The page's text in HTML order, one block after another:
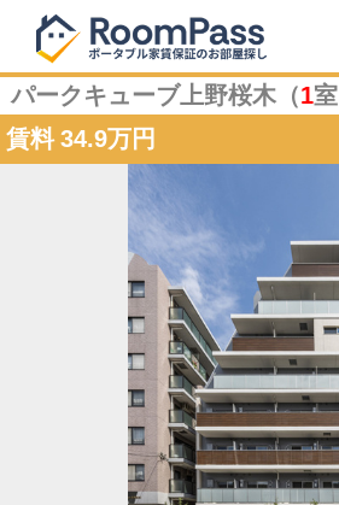
パークキューブ上野桜木（1室
賃料 34.9万円